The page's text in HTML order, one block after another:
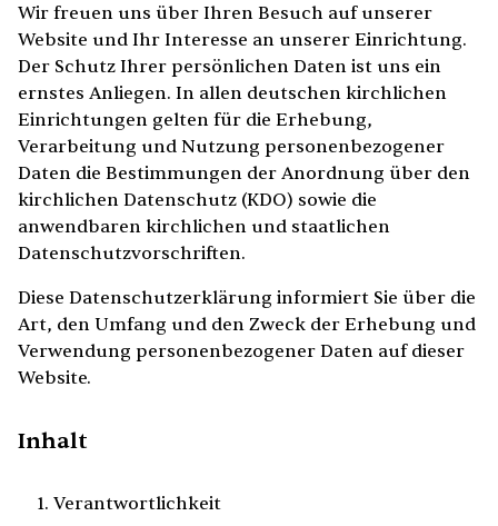
Wir freuen uns über Ihren Besuch auf unserer
Website und Ihr Interesse an unserer Einrichtung.
Der Schutz Ihrer persönlichen Daten ist uns ein
ernstes Anliegen. In allen deutschen kirchlichen
Einrichtungen gelten für die Erhebung,
Verarbeitung und Nutzung personenbezogener
Daten die Bestimmungen der Anordnung über den
kirchlichen Datenschutz (KDO) sowie die
anwendbaren kirchlichen und staatlichen
Datenschutzvorschriften.
Diese Datenschutzerklärung informiert Sie über die
Art, den Umfang und den Zweck der Erhebung und
Verwendung personenbezogener Daten auf dieser
Website.
Inhalt
Verantwortlichkeit